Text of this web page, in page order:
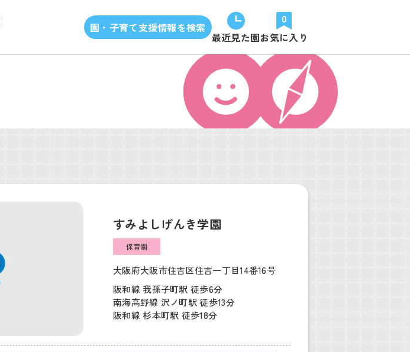
園・子育て支援情報を検索
最近見た園
0
お気に入り
すみよしげんき学園
保育園
大阪府大阪市住吉区住吉一丁目14番16号
阪和線 我孫子町駅 徒歩6分
南海高野線 沢ノ町駅 徒歩13分
阪和線 杉本町駅 徒歩18分